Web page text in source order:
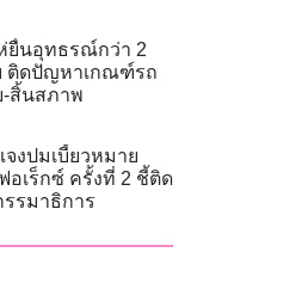
ยื่นอุทธรณ์กว่า 2
ติดปัญหาเกณฑ์รถ
สิ้นสภาพ
จงปมเบี้ยวหมาย
อเร็กซ์ ครั้งที่ 2 ชี้ติด
รมาธิการ